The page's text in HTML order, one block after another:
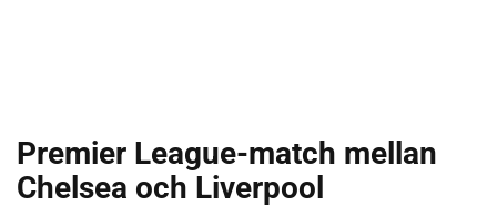
Premier League-match mellan
Chelsea och Liverpool